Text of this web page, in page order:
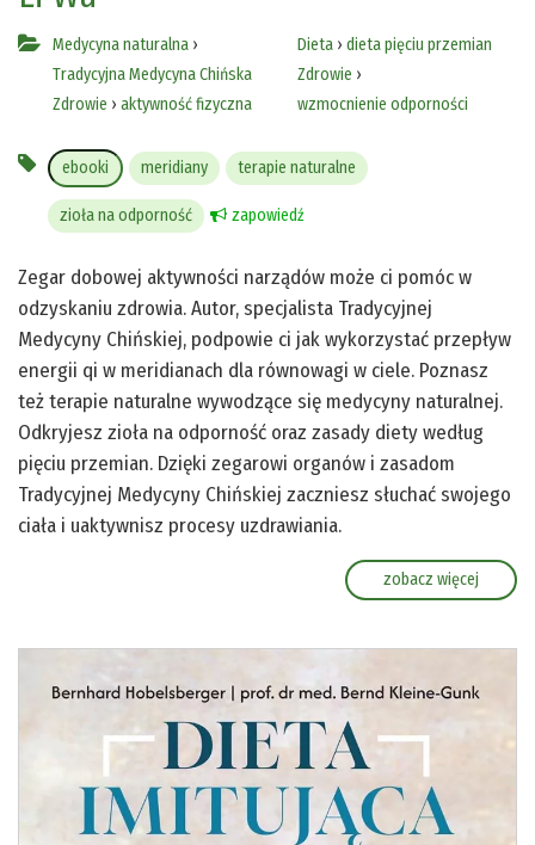
Medycyna naturalna ›
Tradycyjna Medycyna Chińska
Zdrowie › aktywność fizyczna
Dieta› dieta pięciu przemian
Zdrowie ›
wzmocnienie odporności
ebooki meridiany terapie naturalne
zioła na odporność zapowiedź
Zegar dobowej aktywności narządów może ci pomóc w
odzyskaniu zdrowia. Autor, specjalista Tradycyjnej
Medycyny Chińskiej, podpowie ci jak wykorzystać przepływ
energii qi w meridianach dla równowagi w ciele. Poznasz
też terapie naturalne wywodzące się medycyny naturalnej.
Odkryjesz zioła na odporność oraz zasady diety według
pięciu przemian. Dzięki zegarowi organów i zasadom
Tradycyjnej Medycyny Chińskiej zaczniesz słuchać swojego
ciała i uaktywnisz procesy uzdrawiania.
zobacz więcej